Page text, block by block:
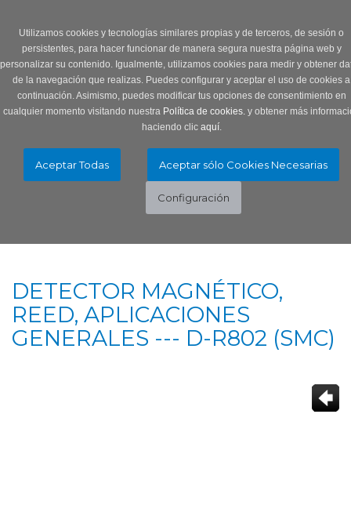
Utilizamos cookies y tecnologías similares propias y de terceros, de sesión o
persistentes, para hacer funcionar de manera segura nuestra página web y
personalizar su contenido. Igualmente, utilizamos cookies para medir y obtener
de la navegación que realizas. Puedes configurar y aceptar el uso de cookies a
continuación. Asimismo, puedes modificar tus opciones de consentimiento en
cualquier momento visitando nuestra Política de cookies.y obtener más
haciendo clic aquí.
DETECTOR MAGNÉTICO,
REED, APLICACIONES
GENERALES --- D-R802 (SMC)